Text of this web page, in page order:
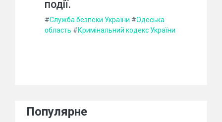
події.
#Служба безпеки України #Одеська
область #Кримінальний кодекс України
Популярне